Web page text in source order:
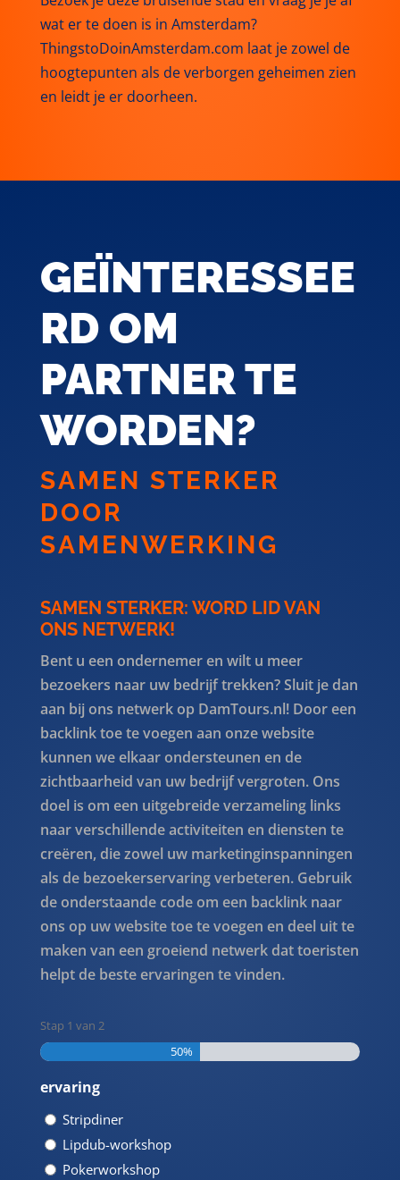
wat er te doen is in Amsterdam?
ThingstoDoinAmsterdam.com laat je zowel de
hoogtepunten als de verborgen geheimen zien
en leidt je er doorheen.
GEÏNTERESSEE
RD OM
PARTNER TE
WORDEN?
SAMEN STERKER
DOOR
SAMENWERKING
SAMEN STERKER: WORD LID VAN
ONS NETWERK!
Bent u een ondernemer en wilt u meer
bezoekers naar uw bedrijf trekken? Sluit je dan
aan bij ons netwerk op DamTours.nl! Door een
backlink toe te voegen aan onze website
kunnen we elkaar ondersteunen en de
zichtbaarheid van uw bedrijf vergroten. Ons
doel is om een uitgebreide verzameling links
naar verschillende activiteiten en diensten te
creëren, die zowel uw marketinginspanningen
als de bezoekerservaring verbeteren. Gebruik
de onderstaande code om een backlink naar
ons op uw website toe te voegen en deel uit te
maken van een groeiend netwerk dat toeristen
helpt de beste ervaringen te vinden.
Stap 1 van 2
50%
ervaring
Stripdiner
Lipdub-workshop
Pokerworkshop